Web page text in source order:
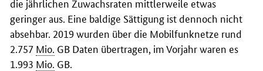
geringer aus. Eine baldige Sättigung ist dennoch nicht
absehbar. 2019 wurden über die Mobilfunknetze rund
2.757 Mio. GB Daten übertragen, im Vorjahr waren es
1.993 Mio. GB.